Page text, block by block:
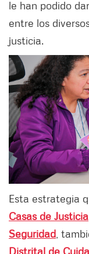
le han podido
entre los
justicia.
Esta estrategia
Casas de Justicia
Seguridad ,
Distrital de